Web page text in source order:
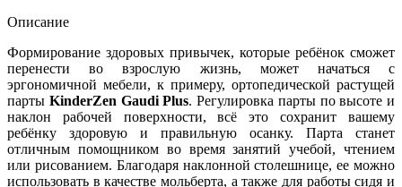
Описание
Формирование здоровых привычек, которые ребёнок сможет
перенести во взрослую жизнь, может начаться с
эргономичной мебели, к примеру, ортопедической растущей
парты KinderZen Gaudi Plus. Регулировка парты по высоте и
наклон рабочей поверхности, всё это сохранит вашему
ребёнку здоровую и правильную осанку. Парта станет
отличным помощником во время занятий учебой, чтением
или рисованием. Благодаря наклонной столешнице, ее можно
использовать в качестве мольберта, а также для работы сидя и